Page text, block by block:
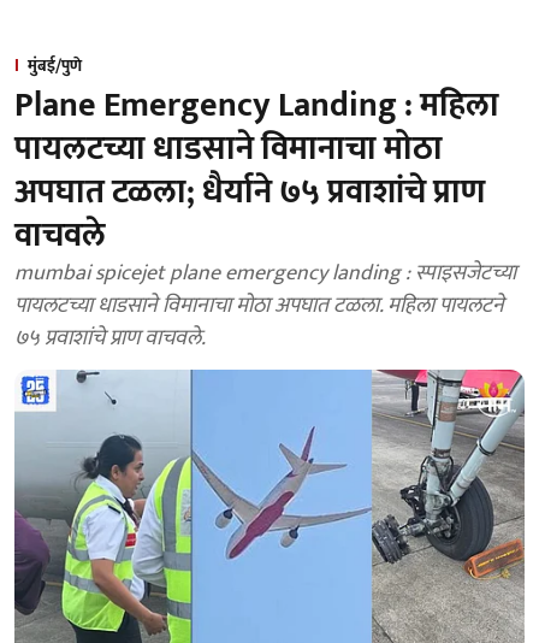
मुंबई/पुणे
Plane Emergency Landing : महिला
पायलटच्या धाडसाने विमानाचा मोठा
अपघात टळला; धैर्याने ७५ प्रवाशांचे प्राण
वाचवले
mumbai spicejet plane emergency landing : स्पाइसजेटच्या
पायलटच्या धाडसाने विमानाचा मोठा अपघात टळला. महिला पायलटने
७५ प्रवाशांचे प्राण वाचवले.